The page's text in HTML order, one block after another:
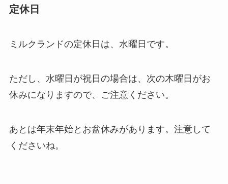
定休日
ミルクランドの定休日は、水曜日です。
ただし、水曜日が祝日の場合は、次の木曜日がお
休みになりますので、ご注意ください。
あとは年末年始とお盆休みがあります。注意して
くださいね。